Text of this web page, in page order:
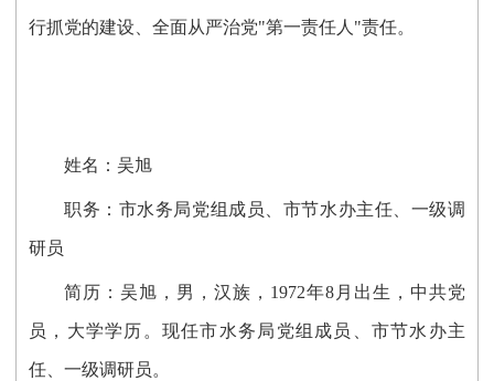
行抓党的建设、全面从严治党"第一责任人"责任。
姓名：吴旭
职务： 市水务局党组成员、市节水办主任、一级调
研员
简历：吴旭，男，汉族，1972年8月出生，中共党
员，大学学历。现任市水务局 党组成员、市节水办主
任、一级调研员。